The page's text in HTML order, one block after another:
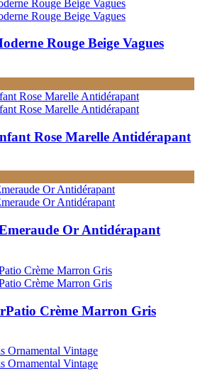
Rouge Beige Vagues
Rose Marelle Antidérapant
Or Antidérapant
Patio Crème Marron Gris